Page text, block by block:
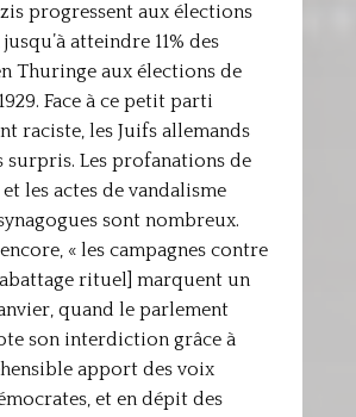
progressent aux élections
atteindre 11% des
Thuringe aux élections de
Face à ce petit parti
raciste, les Juifs allemands
surpris. Les profanations de
les actes de vandalisme
sont nombreux.
« les campagnes contre
rituel] marquent un
quand le parlement
son interdiction grâce à
apport des voix
et en dépit des